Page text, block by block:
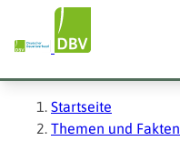
Inhalt
Hauptnavigation
Pfadnavigation
Startseite
Themen und Fakten